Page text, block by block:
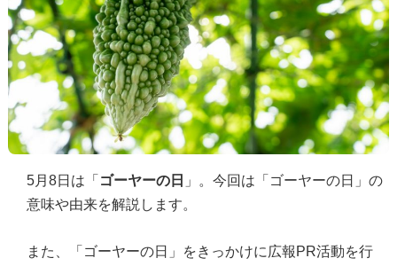
5月8日は「 ゴーヤーの日 」。今回は「ゴーヤーの日」の
意味や由来を解説します。
また、「ゴーヤーの日」をきっかけに広報PR活動を行